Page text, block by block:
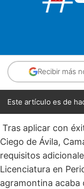
Recibir más
Este artículo es de
Tras aplicar con
Ciego de Ávila,
requisitos
Licenciatura en
agramontina